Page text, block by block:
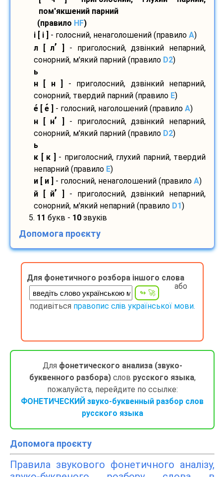
пом'якшений парний
(правило HF)
і [ і ]
- голосний, ненаголошений (правило A)
л [ л’
- приголосний, дзвінкий непарний,
сонорний, м'який парний (правило D2)
ь
н [ н ]
- приголосний, дзвінкий непарний,
сонорний, твердий парний (правило E)
е [ е - голосний, наголошений (правило A)
н [ н’
- приголосний, дзвінкий непарний,
сонорний, м'який парний (правило D2)
ь
к [ к ]
- приголосний, глухий парний, твердий
непарний (правило E)
и [ и ]
- голосний, ненаголошений (правило A)
й [ й’
- приголосний, дзвінкий непарний,
сонорний, м'який непарний (правило D1)
5. 11 букв - 10 звуків
Допомога проєкту
Для фонетичного розбора іншого слова
або
подивіться правопис слів української мови.
Для фонетического анализа (звуко-
буквенного разбора)слов русского языка,
пожалуйста, перейдите по ссылке:
ФОНЕТИЧЕСКИЙ звуко-буквенный разбор слов
русского языка
Допомога проєкту
Правила звукового фонетичного аналізу,